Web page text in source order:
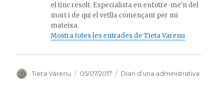
el tinc resolt. Especialista en enfotre-me'n del
mort i de qui el vetlla començant per mi
mateixa.
Mostra totes les entrades de Tieta Varenu
Autor
Tieta Varenu
Publicat
05/07/2017 Categories
Diari d'una administrativa